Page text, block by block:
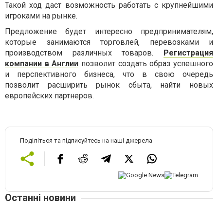
Такой ход даст возможность работать с крупнейшими
игроками на рынке.
Предложение будет интересно предпринимателям,
которые занимаются торговлей, перевозками и
производством различных товаров. Регистрация
компании в Англии позволит создать образ успешного
и перспективного бизнеса, что в свою очередь
позволит расширить рынок сбыта, найти новых
европейских партнеров.
Поділіться та підписуйтесь на наші джерела
Останні новини